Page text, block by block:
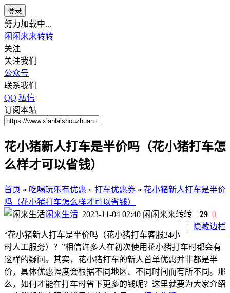
登录
努力加载中...
闲闲来来转转
关注
关注我们
公众号
联系我们
QQ 私信
订阅本站
花小猪新人打车是半价吗（花小猪打车怎
么样才可以省钱）
首页 » 吃喝玩乐有优惠 » 打车优惠券 » 花小猪新人打车是半价
吗（花小猪打车怎么样才可以省钱）
闲来生活 2023-11-04 02:40 闲闲来来转转
|
隐藏边栏
| 29 0
“花小猪新人打车是半价吗（花小猪打车客服24小
时人工服务）？”相信许多人在初次使用花小猪打车时都会有
这样的疑问。其实，花小猪打车的新人首单优惠并非都是半
价，具体优惠幅度会根据不同地区、不同时间而有所不同。那
么，如何才能在打车时省下更多的钱呢？这里就要为大家介绍